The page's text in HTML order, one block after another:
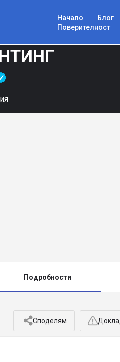
Начало Блог
Поверителност
Подробности
Споделям